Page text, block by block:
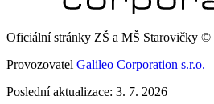
Oficiální stránky ZŠ a MŠ Starovičky ©
Provozovatel Galileo Corporation s.r.o.
Poslední aktualizace: 3. 7. 2026